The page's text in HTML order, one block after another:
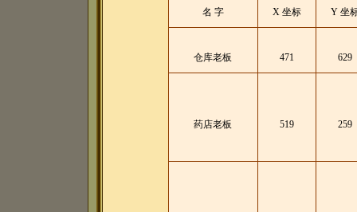
名 字 X 坐标 Y 坐
仓库老板 471 629
药店老板 519 259